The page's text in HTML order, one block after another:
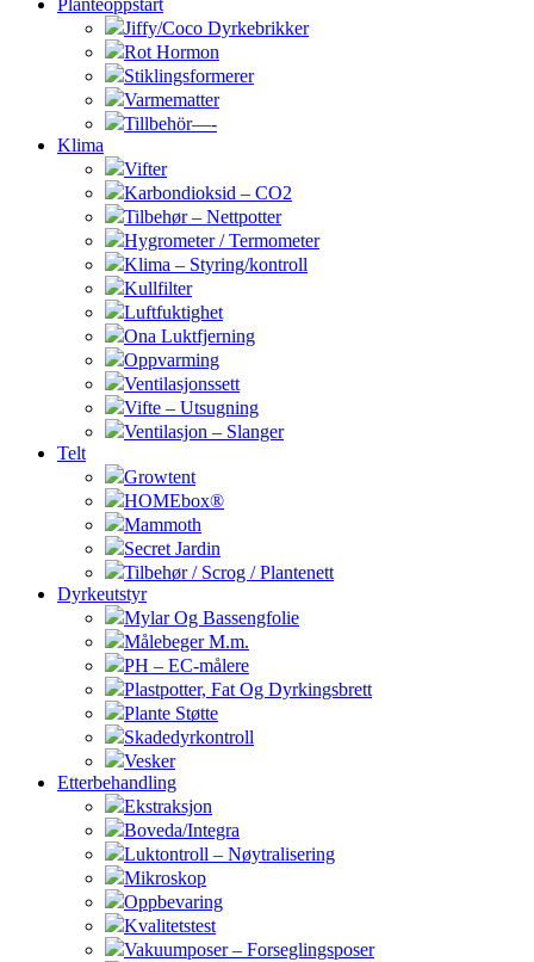
Planteoppstart
Jiffy/Coco Dyrkebrikker
Rot Hormon
Stiklingsformerer
Varmematter
Tillbehör—-
Klima
Vifter
Karbondioksid – CO2
Tilbehør – Nettpotter
Hygrometer / Termometer
Klima – Styring/kontroll
Kullfilter
Luftfuktighet
Ona Luktfjerning
Oppvarming
Ventilasjonssett
Vifte – Utsugning
Ventilasjon – Slanger
Telt
Growtent
HOMEbox®
Mammoth
Secret Jardin
Tilbehør / Scrog / Plantenett
Dyrkeutstyr
Mylar Og Bassengfolie
Målebeger M.m.
PH – EC-målere
Plastpotter, Fat Og Dyrkingsbrett
Plante Støtte
Skadedyrkontroll
Vesker
Etterbehandling
Ekstraksjon
Boveda/Integra
Luktontroll – Nøytralisering
Mikroskop
Oppbevaring
Kvalitetstest
Vakuumposer – Forseglingsposer